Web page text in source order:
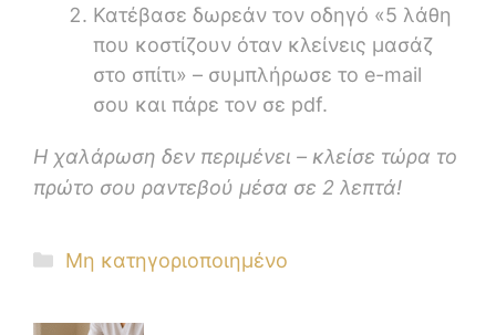
Κατέβασε δωρεάν τον οδηγό «5 λάθη
που κοστίζουν όταν κλείνεις μασάζ
στο σπίτι» – συμπλήρωσε το e-mail
σου και πάρε τον σε pdf.
Η χαλάρωση δεν περιμένει – κλείσε τώρα το
πρώτο σου ραντεβού μέσα σε 2 λεπτά!
Μη κατηγοριοποιημένο